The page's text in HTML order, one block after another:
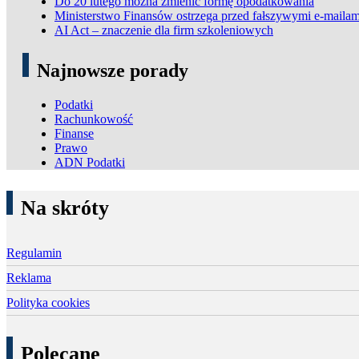
Ministerstwo Finansów ostrzega przed fałszywymi e-
AI Act – znaczenie dla firm szkoleniowych
Najnowsze porady
Podatki
Rachunkowość
Finanse
Prawo
ADN Podatki
Na skróty
Regulamin
Reklama
Polityka cookies
Polecane